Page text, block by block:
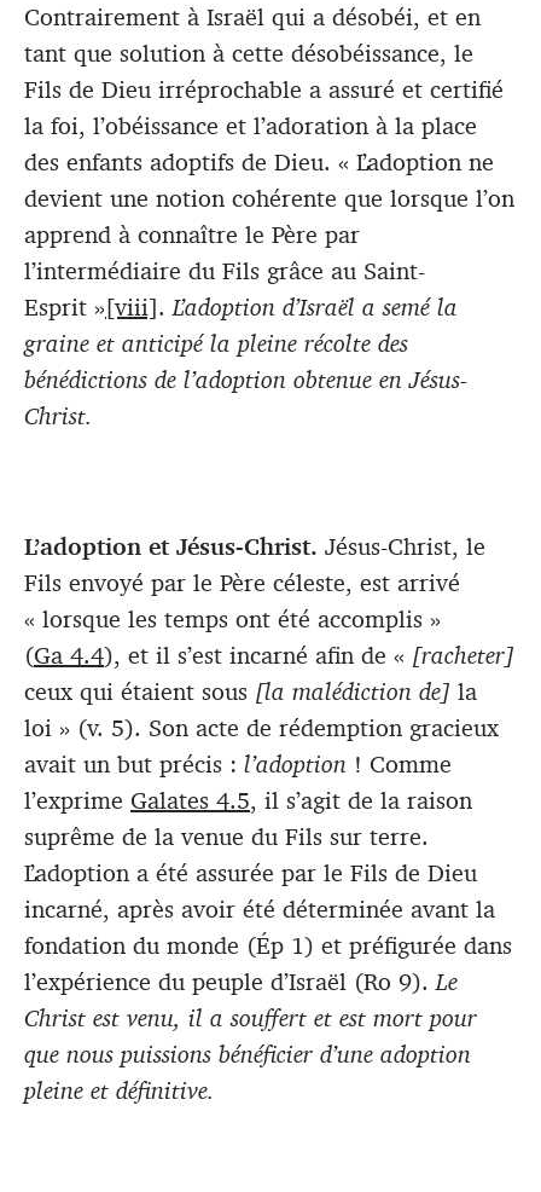
Contrairement à Israël qui a désobéi, et en
tant que solution à cette désobéissance, le
Fils de Dieu irréprochable a assuré et certifié
la foi, l’obéissance et l’adoration à la place
des enfants adoptifs de Dieu. « L’adoption ne
devient une notion cohérente que lorsque l’on
apprend à connaître le Père par
l’intermédiaire du Fils grâce au Saint-
Esprit »[viii].L’adoption d’Israël a semé la
graine et anticipé la pleine récolte des
bénédictions de l’adoption obtenue en Jésus-
Christ.
L’adoption et Jésus-Christ. Jésus-Christ, le
Fils envoyé par le Père céleste, est arrivé
« lorsque les temps ont été accomplis »
(Ga 4.4), et il s’est incarné afin de « [racheter]
ceux qui étaient sous [la malédiction de] la
loi » (v. 5). Son acte de rédemption gracieux
avait un but précis : l’adoption ! Comme
l’exprime Galates 4.5, il s’agit de la raison
suprême de la venue du Fils sur terre.
L’adoption a été assurée par le Fils de Dieu
incarné, après avoir été déterminée avant la
fondation du monde (Ép 1) et préfigurée dans
l’expérience du peuple d’Israël (Ro 9).Le
Christ est venu, il a souffert et est mort pour
que nous puissions bénéficier d’une adoption
pleine et définitive.